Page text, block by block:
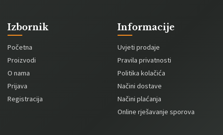
Izbornik
Početna
Proizvodi
O nama
Prijava
Registracija
Informacije
Uvjeti prodaje
Pravila privatnosti
Politika kolačića
Načini dostave
Načini plaćanja
Online rješavanje sporova